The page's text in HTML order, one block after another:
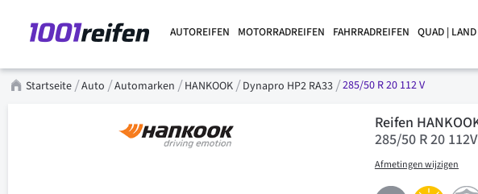
AUTOREIFEN MOTORRADREIFEN FAHRRADREIFEN QUAD | LAND
Startseite Auto Automarken HANKOOK Dynapro HP2 RA33 285/50 R 20 112 V
Reifen
285/50 R 20 112V
Afmetingen wijzigen